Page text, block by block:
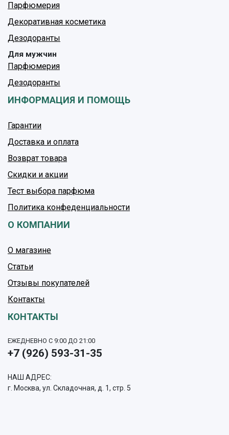
Парфюмерия
Декоративная косметика
Дезодоранты
Для мужчин
Парфюмерия
Дезодоранты
ИНФОРМАЦИЯ И ПОМОЩЬ
Гарантии
Доставка и оплата
Возврат товара
Скидки и акции
Тест выбора парфюма
Политика конфеденциальности
О КОМПАНИИ
О магазине
Статьи
Отзывы покупателей
Контакты
КОНТАКТЫ
ЕЖЕДНЕВНО С 9:00 ДО 21:00
+7 (926) 593-31-35
НАШ АДРЕС:
г. Москва, ул. Складочная, д. 1, стр. 5